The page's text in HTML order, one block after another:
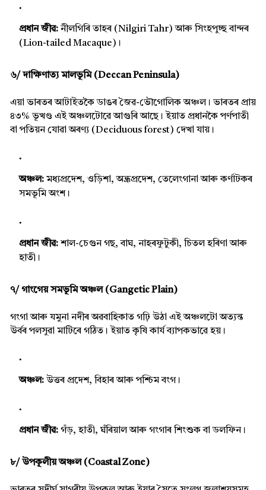
প্ৰধান জীৱ:নীলগিৰি তাহৰ (Nilgiri Tahr) আৰু সিংহপুচ্ছ বান্দৰ
(Lion-tailed Macaque)।
৬/ দাক্ষিণাত্য মালভূমি (Deccan Peninsula)
এয়া ভাৰতৰ আটাইতকৈ ডাঙৰ জৈৱ-ভৌগোলিক অঞ্চল। ভাৰতৰ প্ৰায়
৪৩% ভূখণ্ড এই অঞ্চলটোৱে আগুৰি আছে। ইয়াত প্ৰধানকৈ পৰ্ণপাতী
বা পতিয়ন যোৱা অৰণ্য (Deciduous forest) দেখা যায়।
অঞ্চল: মধ্যপ্ৰদেশ, ওড়িশা, অন্ধ্ৰপ্ৰদেশ, তেলেংগানা আৰু কৰ্ণাটকৰ
সমভূমি অংশ।
প্ৰধান জীৱ:শাল-চেগুন গছ, বাঘ, নাহৰফুটুকী, চিতল হৰিণা আৰু
হাতী।
৭/ গাংগেয় সমভূমি অঞ্চল (Gangetic Plain)
গংগা আৰু যমুনা নদীৰ অৱবাহিকাত গঢ়ি উঠা এই অঞ্চলটো অত্যন্ত
উৰ্বৰ পলসুৱা মাটিৰে গঠিত। ইয়াত কৃষি কাৰ্য ব্যাপকভাৱে হয়।
অঞ্চল: উত্তৰ প্ৰদেশ, বিহাৰ আৰু পশ্চিম বংগ।
প্ৰধান জীৱ: গঁড়, হাতী, ঘঁৰিয়াল আৰু গংগাৰ শিংশুক বা ডলফিন।
৮/ উপকূলীয় অঞ্চল (Coastal Zone)